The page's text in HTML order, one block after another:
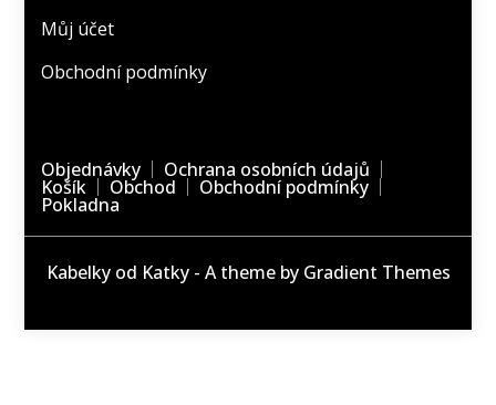
Můj účet
Obchodní podmínky
Objednávky Ochrana osobních údajů
Košík Obchod Obchodní podmínky
Pokladna
Kabelky od Katky - A theme by Gradient Themes